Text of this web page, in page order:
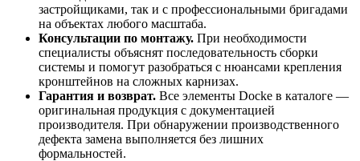
застройщиками, так и с профессиональными бригадами
на объектах любого масштаба.
Консультации по монтажу. При необходимости
специалисты объяснят последовательность сборки
системы и помогут разобраться с нюансами крепления
кронштейнов на сложных карнизах.
Гарантия и возврат. Все элементы Docke в каталоге —
оригинальная продукция с документацией
производителя. При обнаружении производственного
дефекта замена выполняется без лишних
формальностей.